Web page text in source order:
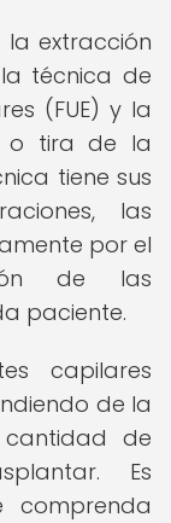
la extracción
técnica de
(FUE) y la
o tira de la
tiene sus
las
por el
de las
paciente.
capilares
de la
de
Es
comprenda